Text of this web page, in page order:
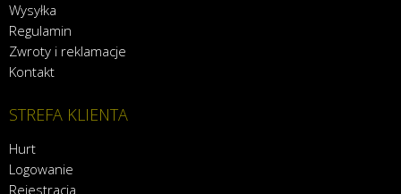
Wysyłka
Regulamin
Zwroty i reklamacje
Kontakt
STREFA KLIENTA
Hurt
Logowanie
Rejestracja